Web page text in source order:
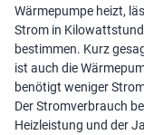
Wärmepumpe heizt,
Strom in
bestimmen. Kurz
ist auch die
benötigt weniger
Der Stromverbrauch
Heizleistung und der